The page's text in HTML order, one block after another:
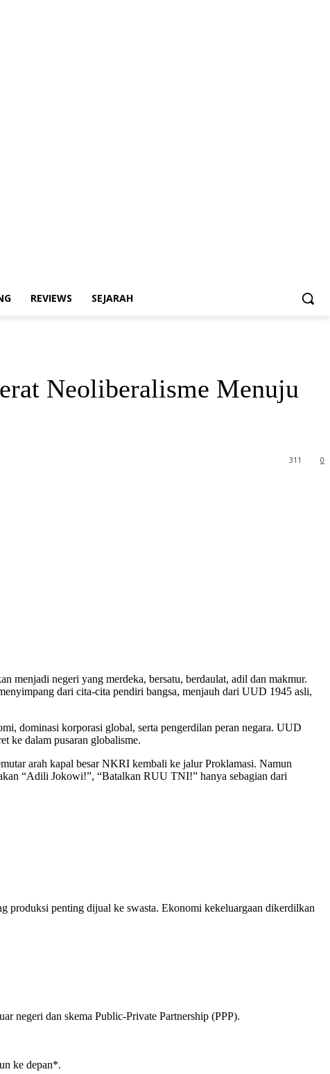
REVIEWS SEJARAH
Neoliberalisme Menuju
0
311
menjadi negeri yang merdeka, bersatu, berdaulat, adil dan makmur.
dari cita-cita pendiri bangsa, menjauh dari UUD 1945 asli,
dominasi korporasi global, serta pengerdilan peran negara. UUD
ke dalam pusaran globalisme.
arah kapal besar NKRI kembali ke jalur Proklamasi. Namun
“Adili Jokowi!”, “Batalkan RUU TNI!” hanya sebagian dari
produksi penting dijual ke swasta. Ekonomi kekeluargaan dikerdilkan
negeri dan skema Public-Private Partnership (PPP).
ke depan*.